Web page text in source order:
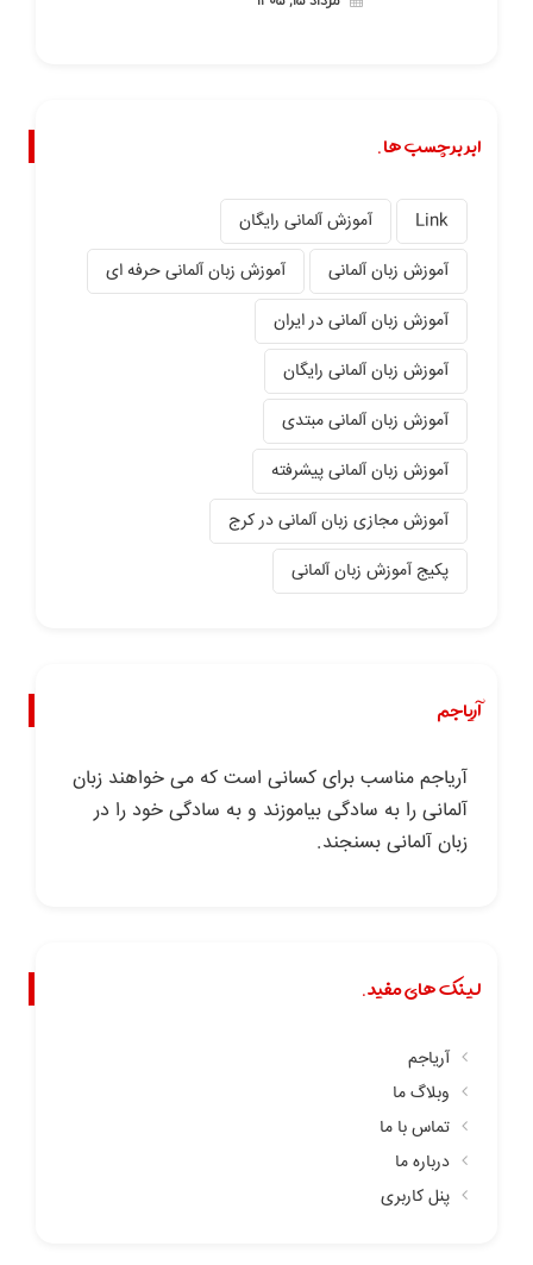
ابر برچسب ها.
Link
آموزش آلمانی رایگان
آموزش زبان آلمانی
آموزش زبان آلمانی حرفه ای
آموزش زبان آلمانی در ایران
آموزش زبان آلمانی رایگان
آموزش زبان آلمانی مبتدی
آموزش زبان آلمانی پیشرفته
آموزش مجازی زبان آلمانی در کرج
پکیج آموزش زبان آلمانی
آریاجم
آریاجم مناسب برای کسانی است که می خواهند زبان
آلمانی را به سادگی بیاموزند و به سادگی خود را در
زبان آلمانی بسنجند.
لینک های مفید.
آریاجم
وبلاگ ما
تماس با ما
درباره ما
پنل کاربری